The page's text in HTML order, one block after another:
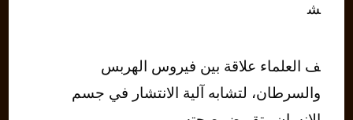
ش
ف العلماء علاقة بين فيروس الهربس
والسرطان، لتشابه آلية الانتشار في جسم